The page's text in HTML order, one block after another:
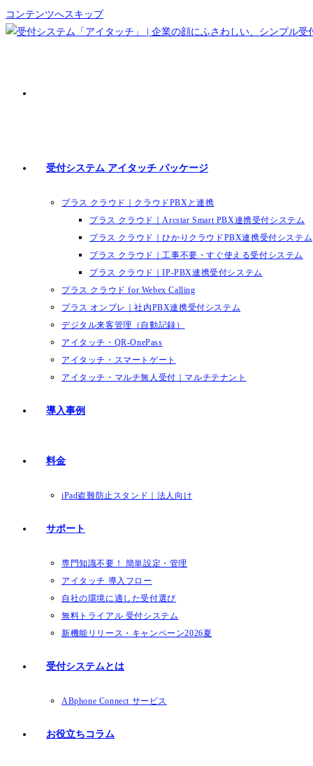
コンテンツへスキップ
受付システム アイタッチ パッケージ
プラス クラウド｜クラウドPBXと連携
プラス クラウド｜Arcstar Smart PBX連携受付システム
プラス クラウド｜ひかりクラウドPBX連携受付システム
プラス クラウド｜工事不要・すぐ使える受付システム
プラス クラウド｜IP-PBX連携受付システム
プラス クラウド for Webex Calling
プラス オンプレ｜社内PBX連携受付システム
デジタル来客管理（自動記録）
アイタッチ・QR-OnePass
アイタッチ・スマートゲート
アイタッチ・マルチ無人受付｜マルチテナント
導入事例
料金
iPad盗難防止スタンド｜法人向け
サポート
専門知識不要！ 簡単設定・管理
アイタッチ 導入フロー
自社の環境に適した受付選び
無料トライアル 受付システム
新機能リリース・キャンペーン2026夏
受付システムとは
ABphone Connect サービス
お役立ちコラム